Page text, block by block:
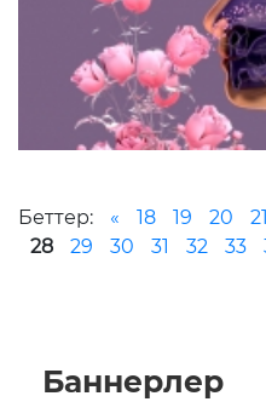
Беттер: « 18 19 20 21
28
29 30 31 32 33
Баннерлер